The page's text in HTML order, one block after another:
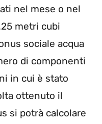
nel mese o nel
metri cubi
sociale acqua
di componenti
in cui è stato
ottenuto il
si potrà calcolare